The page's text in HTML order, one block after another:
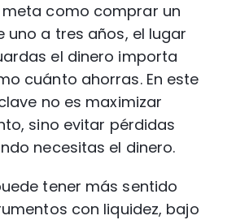
meta como comprar un
uno a tres años, el lugar
el dinero importa
cuánto ahorras. En este
no es maximizar
sino evitar pérdidas
necesitas el dinero.
tener más sentido
con liquidez, bajo